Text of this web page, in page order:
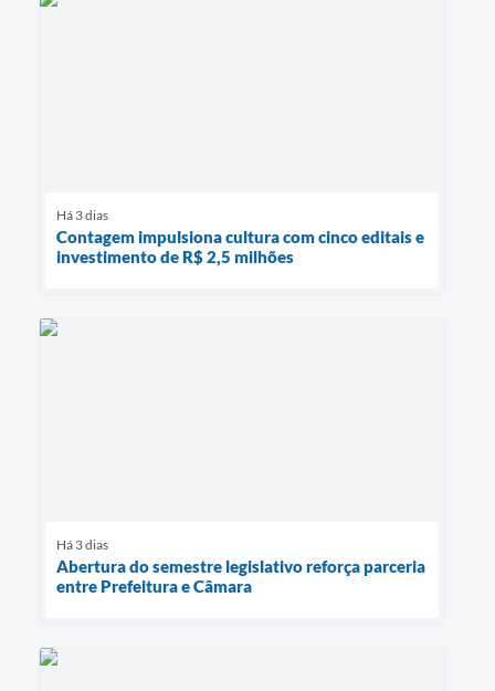
Há 3 dias
Contagem impulsiona cultura com cinco editais e
investimento de R$ 2,5 milhões
Há 3 dias
Abertura do semestre legislativo reforça parceria
entre Prefeitura e Câmara